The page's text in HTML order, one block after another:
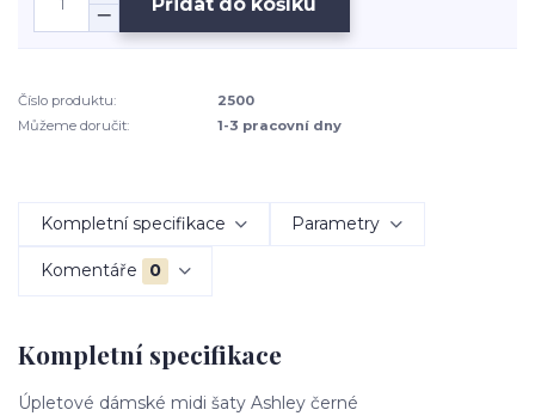
Číslo produktu:
2500
Můžeme doručit:
1-3 pracovní dny
Kompletní specifikace Parametry
Komentáře 0
Kompletní specifikace
Úpletové dámské midi šaty Ashley černé